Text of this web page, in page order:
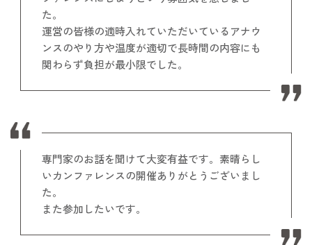
た。
運営の皆様の適時入れていただいているアナウ
ンスのやり方や温度が適切で長時間の内容にも
関わらず負担が最小限でした。
専門家のお話を聞けて大変有益です。素晴らし
いカンファレンスの開催ありがとうございまし
た。
また参加したいです。